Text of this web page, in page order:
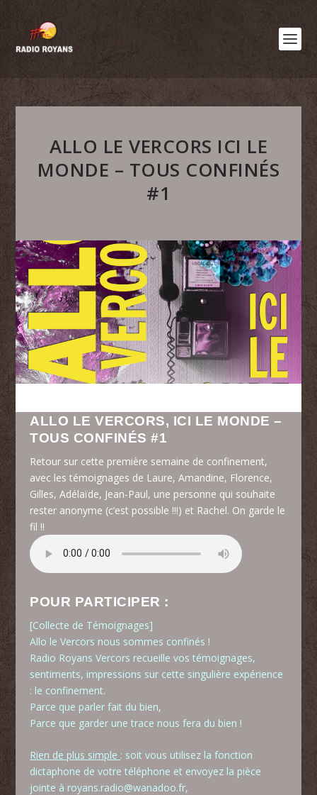
ALLO LE VERCORS ICI LE
MONDE – TOUS CONFINÉS
#1
ALLO LE VERCORS, ICI LE MONDE –
TOUS CONFINÉS #1
Retour sur cette première semaine de confinement,
avec les témoignages de Laure, Amandine, Florence,
Gilles, Adélaïde, Jean-Paul, une personne qui souhaite
rester anonyme (c’est possible !!!) et Rachel. On garde le
fil !!
POUR PARTICIPER :
[Collecte de Témoignages]
Allo le Vercors nous sommes confinés !
Radio Royans Vercors recueille vos témoignages,
sentiments, impressions sur cette singulière expérience
: le confinement.
Parce que parler fait du bien,
Parce que garder une trace nous fera du bien !
Rien de plus simple : soit vous utilisez la fonction
dictaphone de votre téléphone et envoyez la pièce
jointe à royans.radio@wanadoo.fr,